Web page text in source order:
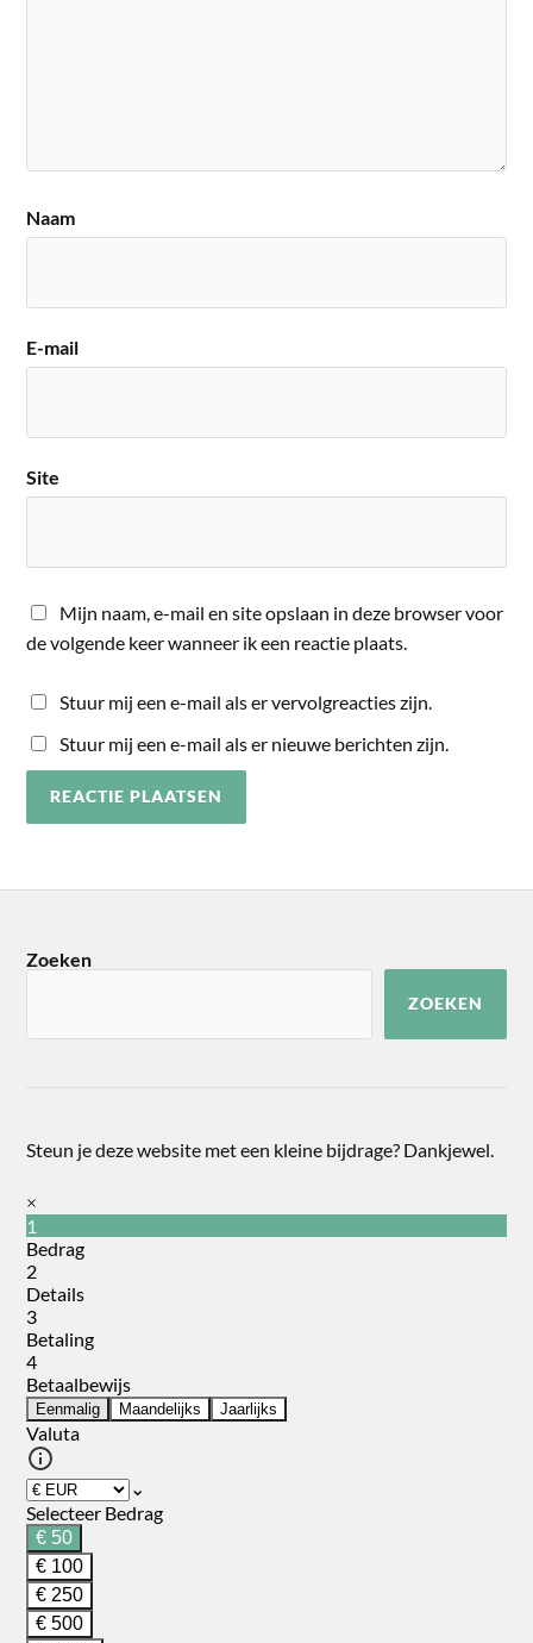
Naam
E-mail
Site
Mijn naam, e-mail en site opslaan in deze browser voor
de volgende keer wanneer ik een reactie plaats.
Stuur mij een e-mail als er vervolgreacties zijn.
Stuur mij een e-mail als er nieuwe berichten zijn.
Zoeken
ZOEKEN
Steun je deze website met een kleine bijdrage? Dankjewel.